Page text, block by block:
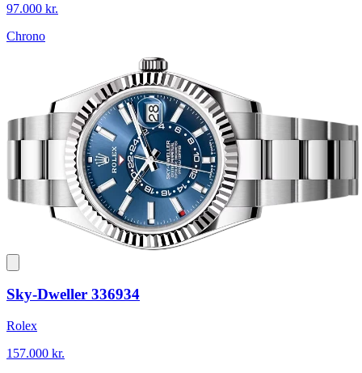
97.000 kr.
Chrono
Sky-Dweller 336934
Rolex
157.000 kr.